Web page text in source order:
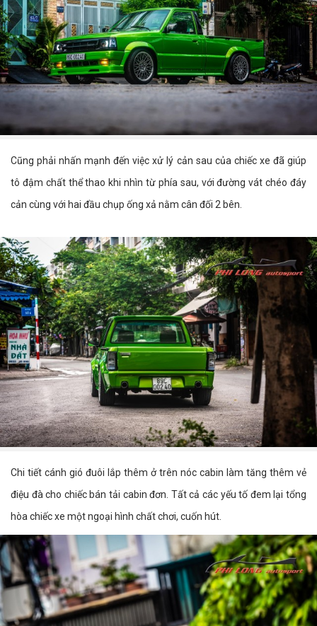
Cũng phải nhấn mạnh đến việc xử lý cản sau của chiếc xe đã giúp
tô đậm chất thể thao khi nhìn từ phía sau, với đường vát chéo đáy
cản cùng với hai đầu chụp ống xả nằm cân đối 2 bên.
Chi tiết cánh gió đuôi lắp thêm ở trên nóc cabin làm tăng thêm vẻ
điệu đà cho chiếc bán tải cabin đơn. Tất cả các yếu tố đem lại tổng
hòa chiếc xe một ngoại hình chất chơi, cuốn hút.